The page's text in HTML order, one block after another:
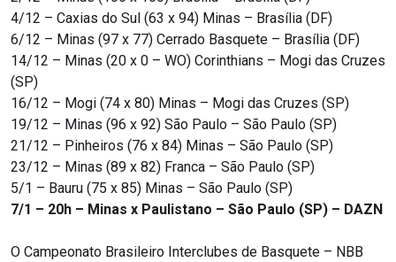
4/12 – Caxias do Sul (63 x 94) Minas – Brasília (DF)
6/12 – Minas (97 x 77) Cerrado Basquete – Brasília (DF)
14/12 – Minas (20 x 0 – WO) Corinthians – Mogi das Cruzes
(SP)
16/12 – Mogi (74 x 80) Minas – Mogi das Cruzes (SP)
19/12 – Minas (96 x 92) São Paulo – São Paulo (SP)
21/12 – Pinheiros (76 x 84) Minas – São Paulo (SP)
23/12 – Minas (89 x 82) Franca – São Paulo (SP)
5/1 – Bauru (75 x 85) Minas – São Paulo (SP)
7/1 – 20h – Minas x Paulistano – São Paulo (SP) – DAZN
O Campeonato Brasileiro Interclubes de Basquete – NBB